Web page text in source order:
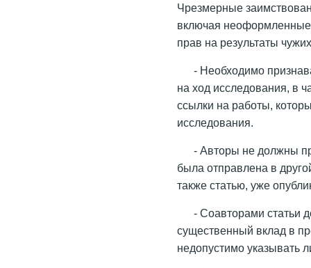
Чрезмерные
включая
прав на результаты
- Необходимо
на ход исследования, в
ссылки на работы,
исследования.
- Авторы не должны
была отправлена в
также статью, уже
- Соавторами статьи
существенный вклад в
недопустимо указывать